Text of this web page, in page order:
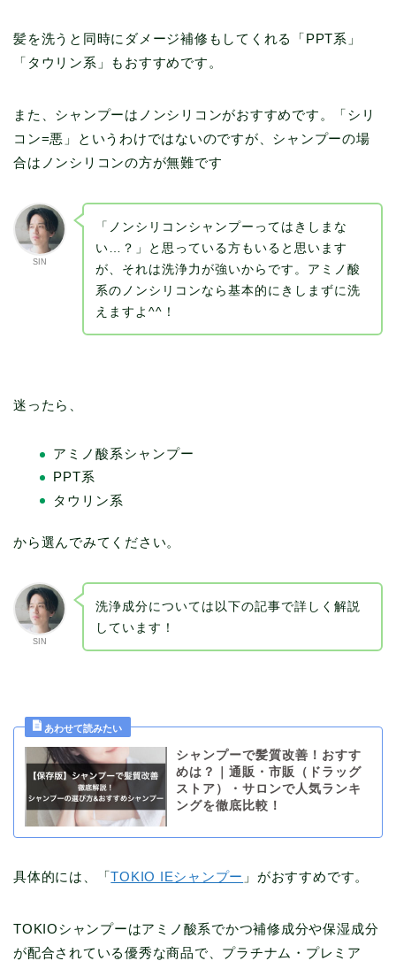
髪を洗うと同時にダメージ補修もしてくれる「PPT系」
「タウリン系」もおすすめです。
また、シャンプーはノンシリコンがおすすめです。「シリ
コン=悪」というわけではないのですが、シャンプーの場
合はノンシリコンの方が無難です
SIN
「ノンシリコンシャンプーってはきしまな
い…？」と思っている方もいると思います
が、それは洗浄力が強いからです。アミノ酸
系のノンシリコンなら基本的にきしまずに洗
えますよ^^！
迷ったら、
アミノ酸系シャンプー
PPT系
タウリン系
から選んでみてください。
SIN
洗浄成分については以下の記事で詳しく解説
しています！
シャンプーで髪質改善！おすす
めは？｜通販・市販（ドラッグ
ストア）・サロンで人気ランキ
ングを徹底比較！
具体的には、「TOKIO IEシャンプー 」がおすすめです。
TOKIOシャンプーはアミノ酸系でかつ補修成分や保湿成分
が配合されている優秀な商品で、プラチナム・プレミア